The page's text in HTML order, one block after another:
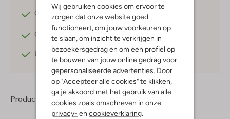
Wij gebruiken cookies om ervoor te
zorgen dat onze website goed
functioneert, om jouw voorkeuren op
te slaan, om inzicht te verkrijgen in
bezoekersgedrag en om een profiel op
te bouwen van jouw online gedrag voor
gepersonaliseerde advertenties. Door
op "Accepteer alle cookies" te klikken,
ga je akkoord met het gebruik van alle
cookies zoals omschreven in onze
privacy- en cookieverklaring
Gratis verzending vanaf €75,-
Gratis retourneren binnen 30 dagen*
Betaal achterafmet Klarna
Product informatie